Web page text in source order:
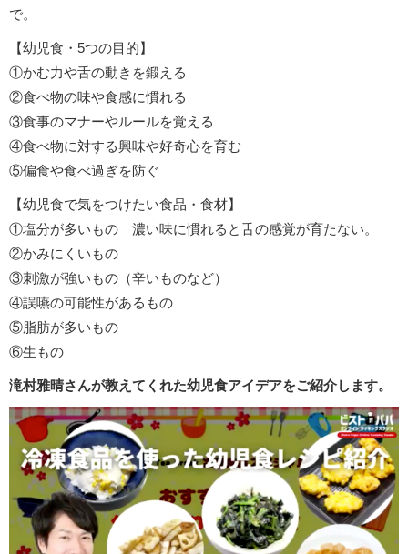
で。
【幼児食・5つの目的】
①かむ力や舌の動きを鍛える
②食べ物の味や食感に慣れる
③食事のマナーやルールを覚える
④食べ物に対する興味や好奇心を育む
⑤偏食や食べ過ぎを防ぐ
【幼児食で気をつけたい食品・食材】
①塩分が多いもの 濃い味に慣れると舌の感覚が育たない。
②かみにくいもの
③刺激が強いもの（辛いものなど）
④誤嚥の可能性があるもの
⑤脂肪が多いもの
⑥生もの
滝村雅晴さんが教えてくれた幼児食アイデアをご紹介します。